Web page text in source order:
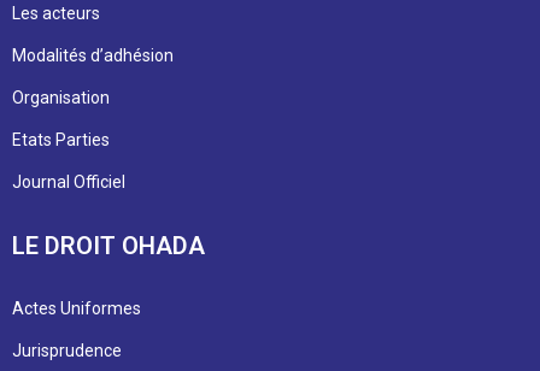
Les acteurs
Modalités d’adhésion
Organisation
Etats Parties
Journal Officiel
LE DROIT OHADA
Actes Uniformes
Jurisprudence